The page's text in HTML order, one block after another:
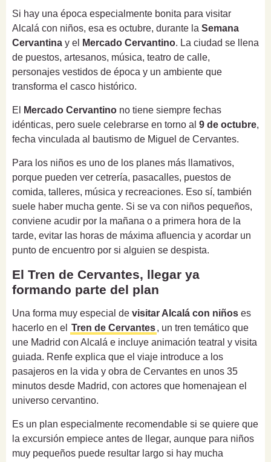
Si hay una época especialmente bonita para visitar
Alcalá con niños, esa es octubre, durante la Semana
Cervantina y el Mercado Cervantino. La ciudad se llena
de puestos, artesanos, música, teatro de calle,
personajes vestidos de época y un ambiente que
transforma el casco histórico.
El Mercado Cervantino no tiene siempre fechas
idénticas, pero suele celebrarse en torno al 9 de octubre,
fecha vinculada al bautismo de Miguel de Cervantes.
Para los niños es uno de los planes más llamativos,
porque pueden ver cetrería, pasacalles, puestos de
comida, talleres, música y recreaciones. Eso sí, también
suele haber mucha gente. Si se va con niños pequeños,
conviene acudir por la mañana o a primera hora de la
tarde, evitar las horas de máxima afluencia y acordar un
punto de encuentro por si alguien se despista.
El Tren de Cervantes, llegar ya
formando parte del plan
Una forma muy especial de visitar Alcalá con niños es
hacerlo en el Tren de Cervantes, un tren temático que
une Madrid con Alcalá e incluye animación teatral y visita
guiada. Renfe explica que el viaje introduce a los
pasajeros en la vida y obra de Cervantes en unos 35
minutos desde Madrid, con actores que homenajean el
universo cervantino.
Es un plan especialmente recomendable si se quiere que
la excursión empiece antes de llegar, aunque para niños
muy pequeños puede resultar largo si hay mucha